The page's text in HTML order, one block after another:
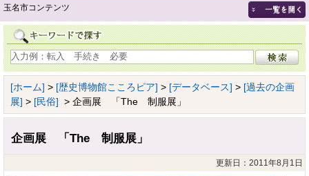
玉名市コンテンツ
[ホーム] > [歴史博物館こころピア] > [データベース] > [過去の企画
展] > [民俗] > 企画展 「The 制服展」
企画展 「The 制服展」
更新日：2011年8月1日